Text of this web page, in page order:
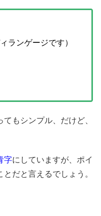
ランゲージです）
もシンプル、だけど、
字にしていますが、ポイ
だと言えるでしょう。